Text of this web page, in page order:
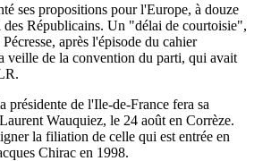
ses propositions pour l'Europe, à douze
Républicains. Un "délai de courtoisie",
après l'épisode du cahier
veille de la convention du parti, qui avait
présidente de l'Ile-de-France fera sa
Wauquiez, le 24 août en Corrèze.
la filiation de celle qui est entrée en
Chirac en 1998.